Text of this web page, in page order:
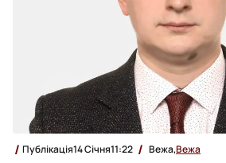
Публікація14 Січня11:22 Вежа,Вежа